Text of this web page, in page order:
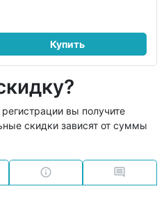
Купить
вы получите
скидки зависят от суммы